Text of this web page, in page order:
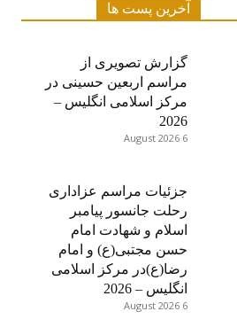
آخرین پست ها
گزارش تصویری از
مراسم اربعین حسینی در
مرکز اسلامی انگلیس –
2026
6 August 2026
جزئیات مراسم عزاداری
رحلت جانسور پیامبر
اسلام و شهادت امام
حسن مجتبی(ع) و امام
رضا(ع)در مرکز اسلامی
انگلیس – 2026
6 August 2026